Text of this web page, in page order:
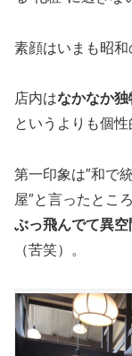
素顔はいまも昭和
店内はなかなか独
というよりも個
第一印象は″和で
屋″と言ったとこ
ぶっ飛んでて異空
（苦笑）。